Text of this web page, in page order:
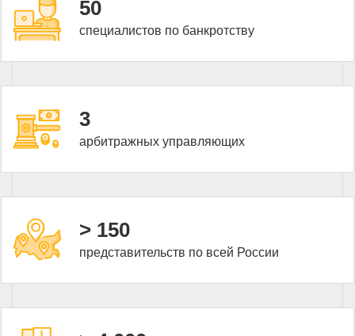
50
специалистов по банкротству
3
арбитражных управляющих
> 150
представительств по всей России